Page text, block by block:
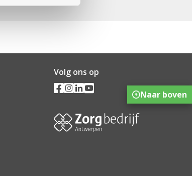
Volg ons op
Naar boven